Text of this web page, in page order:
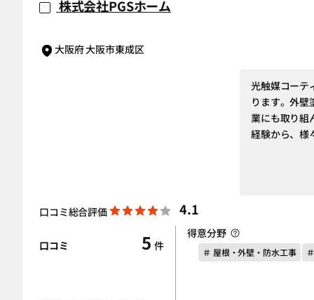
株式会社PGSホーム
大阪府 大阪市東成区
光触媒コーテ
ります。外壁
業にも取り組
経験から、様
口コミ総合評価 4.1
口コミ 5 件
得意分野
＃ 屋根・外壁・防水工事